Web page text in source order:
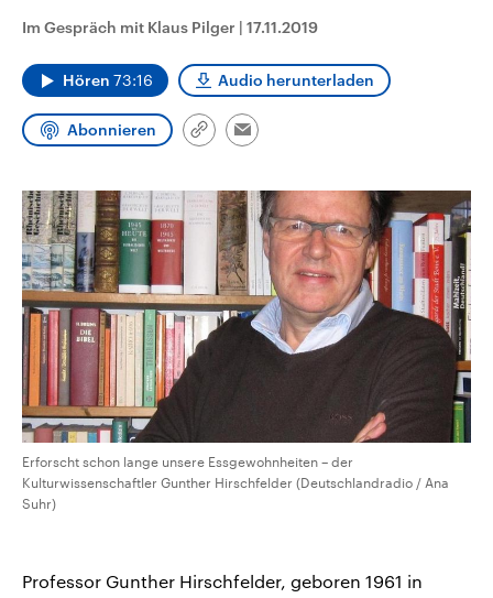
Wahl.
Im Gespräch mit Klaus Pilger | 17.11.2019
Hören 73:16 Audio herunterladen
Abonnieren
Link
Email
Erforscht schon lange unsere Essgewohnheiten – der
Kulturwissenschaftler Gunther Hirschfelder (Deutschlandradio / Ana
Suhr)
Professor Gunther Hirschfelder, geboren 1961 in